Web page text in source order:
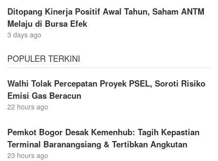
Ditopang Kinerja Positif Awal Tahun, Saham ANTM
Melaju di Bursa Efek
3 days ago
POPULER TERKINI
Walhi Tolak Percepatan Proyek PSEL, Soroti Risiko
Emisi Gas Beracun
22 hours ago
Pemkot Bogor Desak Kemenhub: Tagih Kepastian
Terminal Baranangsiang & Tertibkan Angkutan
23 hours ago